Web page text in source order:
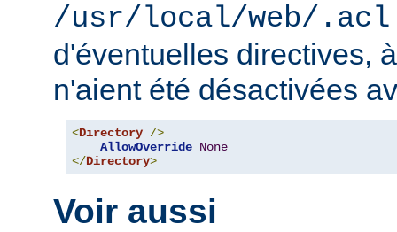
/usr/local/web/.acl
d'éventuelles directives,
n'aient été désactivées
<Directory />
AllowOverride None
</Directory>
Voir aussi